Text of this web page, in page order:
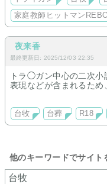
家庭教師ヒットマン
夜来香
最終更新日: 2025/12/03 22:35
トラ◯ガン中心の二次小
表現などが含まれるため
す。女体化や著しいキ
台牧 台葬 R18
他のキーワードでサイト